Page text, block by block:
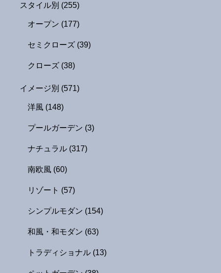
スタイル別 (255)
オープン (177)
セミクローズ (39)
クローズ (38)
イメージ別 (571)
洋風 (148)
プールガーデン (3)
ナチュラル (317)
南欧風 (60)
リゾート (57)
シンプルモダン (154)
和風・和モダン (63)
トラディショナル (13)